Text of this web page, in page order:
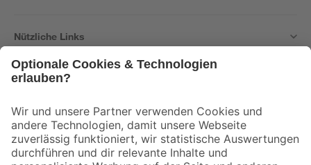
Nützliche Links
Der toom Newsletter: Keine Angebote und Aktionen mehr verpassen!
Zur Newsletter Anmeldung